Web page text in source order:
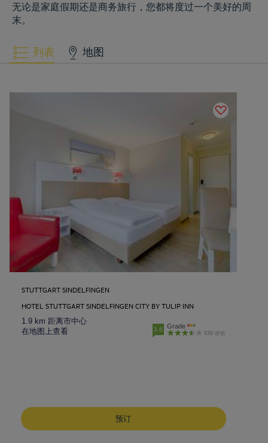
无论是家庭假期还是商务旅行，您都将度过一个美好的周
末。
列表 地图
STUTTGART SINDELFINGEN
HOTEL STUTTGART SINDELFINGEN CITY BY TULIP INN
1.9 km 距离市中心
在地图上查看
3.6 Grade
839 评价
预订
峨嵋山酒店
昆明酒店